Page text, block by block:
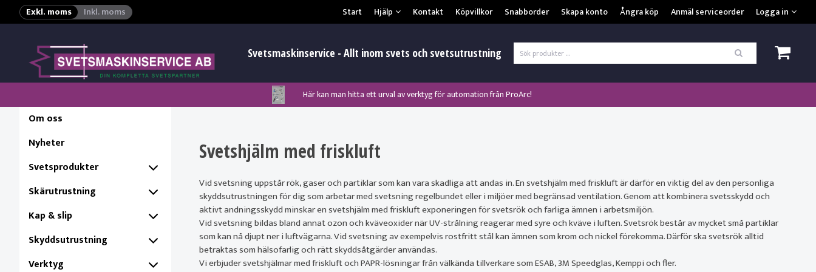
Exkl. moms Inkl. moms Start Hjälp
Säkerhet & Cookies Kontakt Köpvillkor Snabborder Skapa konto Ångra köp Anmäl serviceorder Logga in
Logga in
*
SKAPA NYTT KONTO
Svetsmaskinservice - Allt inom svets och svetsutrustning
Klicka här för att se alla våra nuvarande kampanjer!
Här kan man hitta ett urval av verktyg för automation från ProArc!
Nyhet! Lägesställare, rullbockar och längdsvets från ProArc!
Nyhet! Tig-svets från Esab, Rogue ET 230iP AC/DC!
Nyhet! Tig-svets Minarc T 223 AC/DC från Kemppi!
Nyhet! Nya PAPR-enheten från ESAB EPR-X1.1!
Nyhet! MinarcMig 190 Auto och MinarcMig 220 Auto från Kemppi!
Om oss
Nyheter
Svetsprodukter
Skärutrustning
Kap & slip
Skyddsutrustning
Verktyg
Svetshjälm med friskluft
Vid svetsning uppstår rök, gaser och partiklar som kan vara skadliga att andas in. En svetshjälm med friskluft är därför en viktig del av den personliga
skyddsutrustningen för dig som arbetar med svetsning regelbundet eller i miljöer med begränsad ventilation. Genom att kombinera svetsskydd och
aktivt andningsskydd minskar en svetshjälm med friskluft exponeringen för svetsrök och farliga ämnen i arbetsmiljön.
Vid svetsning bildas bland annat ozon och kväveoxider när UV-strålning reagerar med syre och kväve i luften. Svetsrök består av mycket små partiklar
som kan nå djupt ner i luftvägarna. Vid svetsning av exempelvis rostfritt stål kan ämnen som krom och nickel förekomma. Därför ska svetsrök alltid
betraktas som hälsofarlig och rätt skyddsåtgärder användas.
Vi erbjuder svetshjälmar med friskluft och PAPR-lösningar från välkända tillverkare som ESAB, 3M Speedglas, Kemppi och fler.